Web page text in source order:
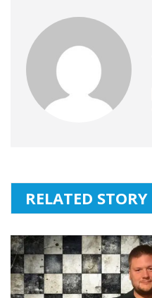
RELATED STORY